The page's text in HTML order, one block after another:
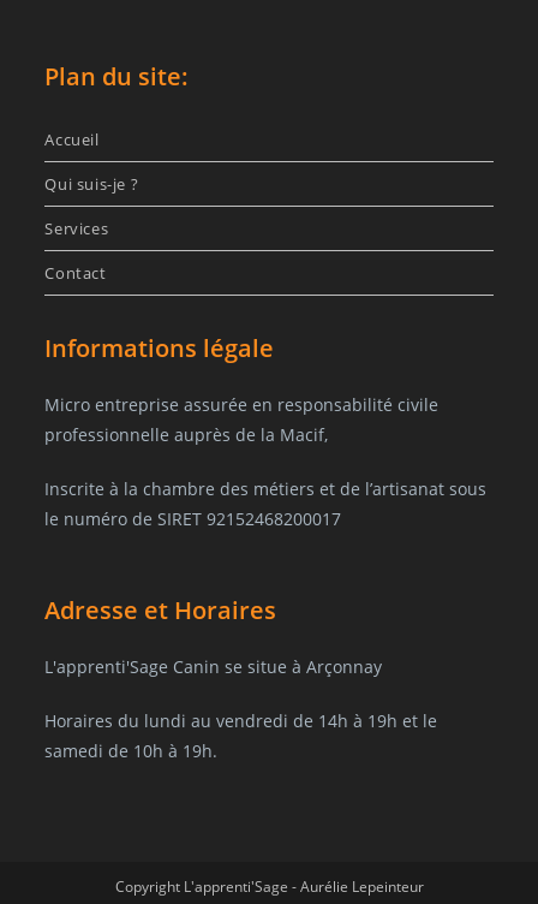
Plan du site:
Accueil
Qui suis-je ?
Services
Contact
Informations légale
Micro entreprise assurée en responsabilité civile
professionnelle auprès de la Macif,
Inscrite à la chambre des métiers et de l’artisanat sous
le numéro de SIRET 92152468200017
Adresse et Horaires
L'apprenti'Sage Canin se situe à Arçonnay
Horaires du lundi au vendredi de 14h à 19h et le
samedi de 10h à 19h.
Copyright L'apprenti'Sage - Aurélie Lepeinteur